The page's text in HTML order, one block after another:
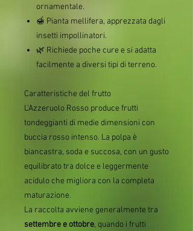
ornamentale.
🍯 Pianta mellifera, apprezzata dagli
insetti impollinatori.
🌿 Richiede poche cure e si adatta
facilmente a diversi tipi di terreno.
Caratteristiche del frutto
L'Azzeruolo Rosso produce frutti
tondeggianti di medie dimensioni con
buccia rosso intenso. La polpa è
biancastra, soda e succosa, con un gusto
equilibrato tra dolce e leggermente
acidulo che migliora con la completa
maturazione.
La raccolta avviene generalmente tra
settembre e ottobre, quando i frutti